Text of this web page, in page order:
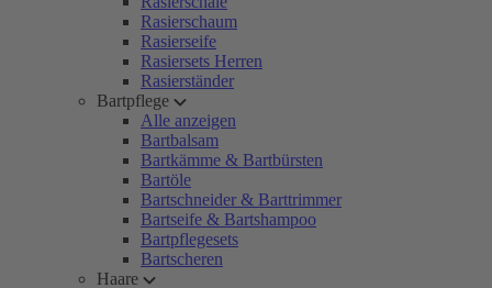
Rasierschaum
Rasierseife
Rasiersets Herren
Rasierständer
Bartpflege
Alle anzeigen
Bartbalsam
Bartkämme & Bartbürsten
Bartöle
Bartschneider & Barttrimmer
Bartseife & Bartshampoo
Bartpflegesets
Bartscheren
Haare